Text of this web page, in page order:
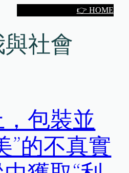
👉 HOME
與社會
包裝並
”的不真實